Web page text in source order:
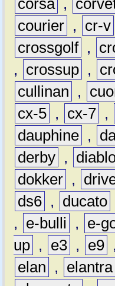
corsa ,
courier , cr-v
crossgolf ,
,
crossup ,
cullinan
,
cx-5 , cx-7 ,
dauphine ,
derby ,
dokker ,
ds6 , ducato
,
e-bulli , e-
up , e3 , e9 ,
elan
, elantra